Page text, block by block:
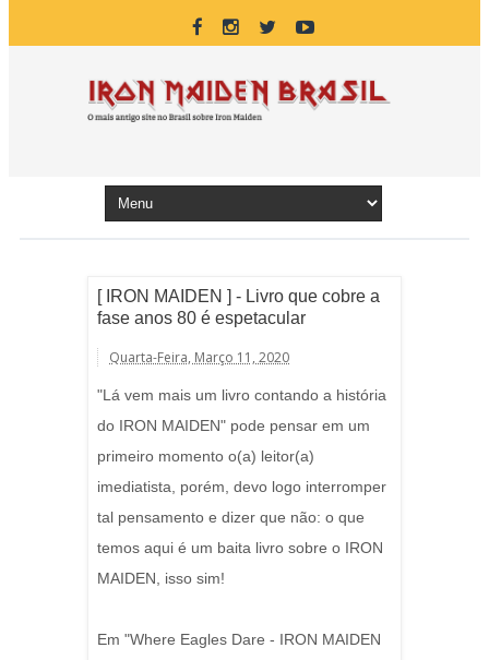
[ IRON MAIDEN ] - Livro que cobre a
fase anos 80 é espetacular
Quarta-Feira, Março 11, 2020
"Lá vem mais um livro contando a história
do IRON MAIDEN" pode pensar em um
primeiro momento o(a) leitor(a)
imediatista, porém, devo logo interromper
tal pensamento e dizer que não: o que
temos aqui é um baita livro sobre o IRON
MAIDEN, isso sim!
Em "Where Eagles Dare - IRON MAIDEN